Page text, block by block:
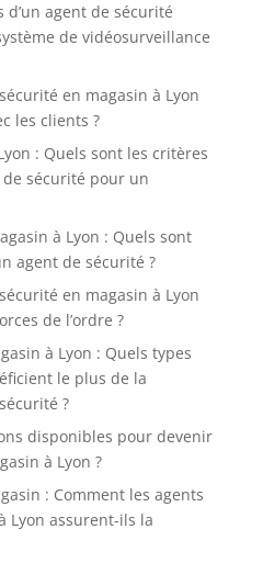
d’un agent de sécurité
de vidéosurveillance
en magasin à Lyon
les clients ?
: Quels sont les critères
sécurité pour un
à Lyon : Quels sont
agent de sécurité ?
en magasin à Lyon
de l’ordre ?
à Lyon : Quels types
le plus de la
?
disponibles pour devenir
à Lyon ?
: Comment les agents
Lyon assurent-ils la